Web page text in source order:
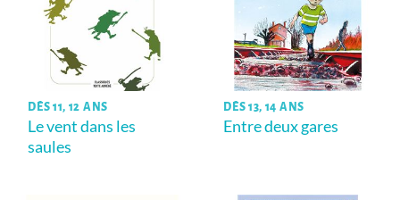
DÈS 11, 12 ANS
Le vent dans les
saules
DÈS 13, 14 ANS
Entre deux gares